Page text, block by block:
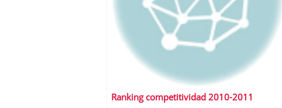
Ranking competitividad 2010-2011